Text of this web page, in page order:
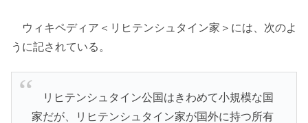
ウィキペディア＜リヒテンシュタイン家＞には、次のよ
うに記されている。
リヒテンシュタイン公国はきわめて小規模な国
家だが、リヒテンシュタイン家が国外に持つ所有